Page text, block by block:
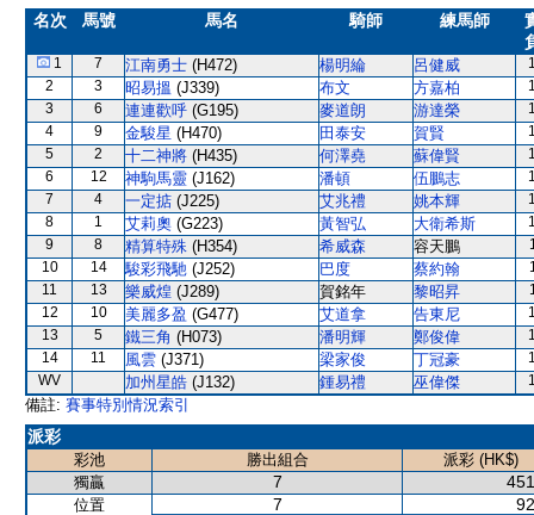
名次 馬號 馬名 騎師 練馬師
1 7 江南勇士 (H472) 楊明綸 呂健威
2
3 昭易搵 (J339) 布文 方嘉柏
3
6 連連歡呼 (G195) 麥道朗 游達榮
4
9 金駿星 (H470) 田泰安 賀賢
5
2 十二神將 (H435) 何澤堯 蘇偉賢
6
12 神駒馬靈 (J162) 潘頓 伍鵬志
7
4 一定掂 (J225) 艾兆禮 姚本輝
8
1 艾莉奧 (G223) 黃智弘 大衛希斯
9
8 精算特殊 (H354) 希威森 容天鵬
10
14 駿彩飛馳 (J252) 巴度 蔡約翰
11
13 樂威煌 (J289) 賀銘年 黎昭昇
12
10 美麗多盈 (G477) 艾道拿 告東尼
13
5 鐵三角 (H073) 潘明輝 鄭俊偉
14
11 風雲 (J371) 梁家俊 丁冠豪
WV
加州星皓 (J132) 鍾易禮 巫偉傑
備註: 賽事特別情況索引
派彩
彩池 勝出組合
派彩 (HK$)
獨贏
7
位置 7